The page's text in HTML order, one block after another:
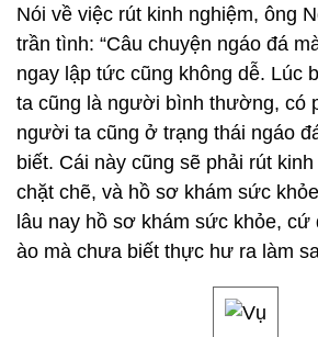
Nói về việc rút kinh nghiệm, ông
trần tình: “Câu chuyện ngáo đá
ngay lập tức cũng không dễ. Lúc
ta cũng là người bình thường, có
người ta cũng ở trạng thái ngáo
biết. Cái này cũng sẽ phải rút
chặt chẽ, và hồ sơ khám sức
lâu nay hồ sơ khám sức khỏe, cứ
ào mà chưa biết thực hư ra làm